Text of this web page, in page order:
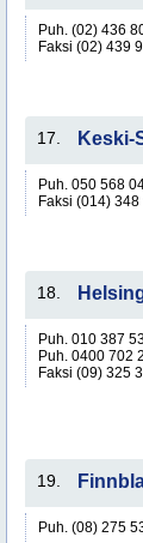
Puh. (02) 436
Faksi (02) 439
17. Keski-
Puh. 050 568
Faksi (014) 348
18.
Puh. 010 387
Puh. 0400 702
Faksi (09) 325
19.
Puh. (08) 275